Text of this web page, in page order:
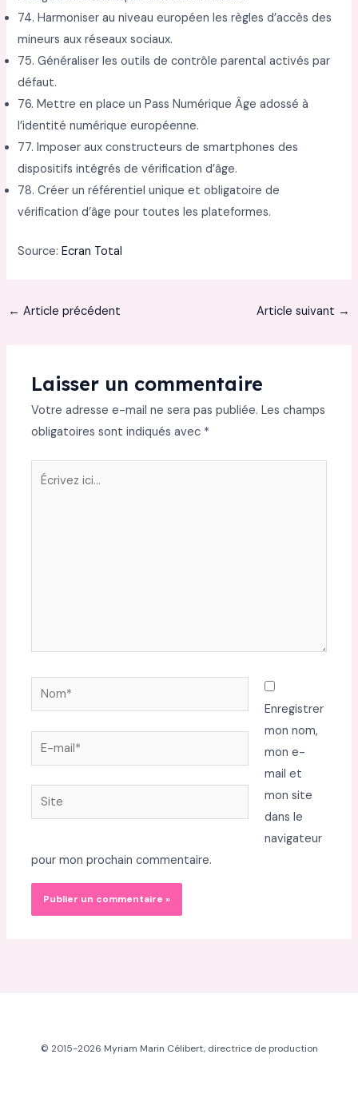
74. Harmoniser au niveau européen les règles d’accès des
mineurs aux réseaux sociaux.
75. Généraliser les outils de contrôle parental activés par
défaut.
76. Mettre en place un Pass Numérique Âge adossé à
l’identité numérique européenne.
77. Imposer aux constructeurs de smartphones des
dispositifs intégrés de vérification d’âge.
78. Créer un référentiel unique et obligatoire de
vérification d’âge pour toutes les plateformes.
Source:Ecran Total
← Article précédent Article suivant →
Laisser un commentaire
Votre adresse e-mail ne sera pas publiée. Les champs
obligatoires sont indiqués avec *
Écrivez
Nom*
E-
mail*
Site
Enregistrer
mon nom,
mon e-
mail et
mon site
dans le
navigateur
pour mon prochain commentaire.
© 2015-2026 Myriam Marin Célibert, directrice de production